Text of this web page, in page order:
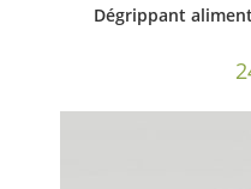
Dégrippant